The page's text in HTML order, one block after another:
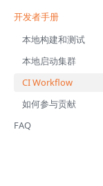
开发者手册
本地构建和测试
本地启动集群
CI Workflow
如何参与贡献
FAQ